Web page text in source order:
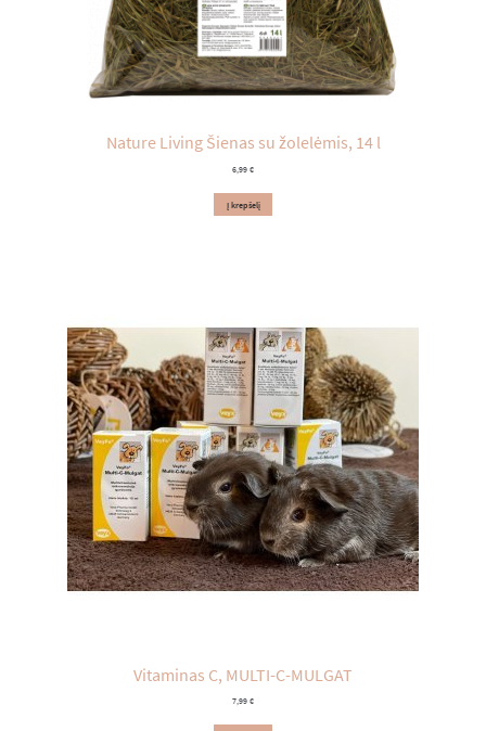
Nature Living Šienas su žolelėmis, 14 l
6,99 €
Į krepšelį
Vitaminas C, MULTI-C-MULGAT
7,99 €